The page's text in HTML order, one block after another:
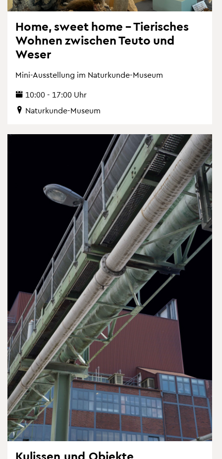
Home, sweet home – Tie­ri­sches
Woh­nen zwi­schen Teuto und
Weser
Mini-Aus­stel­lung im Na­tur­kun­de-Mu­se­um
10:00 - 17:00 Uhr
Na­tur­kun­de-Mu­se­um
Ku­lis­sen und Ob­jek­te